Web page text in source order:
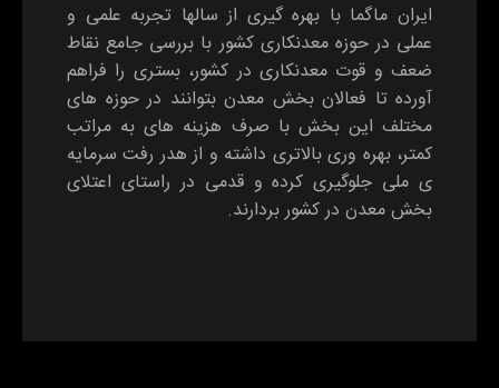
ایران ماگما با بهره گیری از سالها تجربه علمی و
عملی در حوزه معدنکاری کشور با بررسی جامع نقاط
ضعف و قوت معدنکاری در کشور، بستری را فراهم
آورده تا فعالان بخش معدن بتوانند در حوزه های
مختلف این بخش با صرف هزینه های به مراتب
کمتر، بهره وری بالاتری داشته و از هدر رفت سرمایه
ی ملی جلوگیری کرده و قدمی در راستای اعتلای
بخش معدن در کشور بردارند.